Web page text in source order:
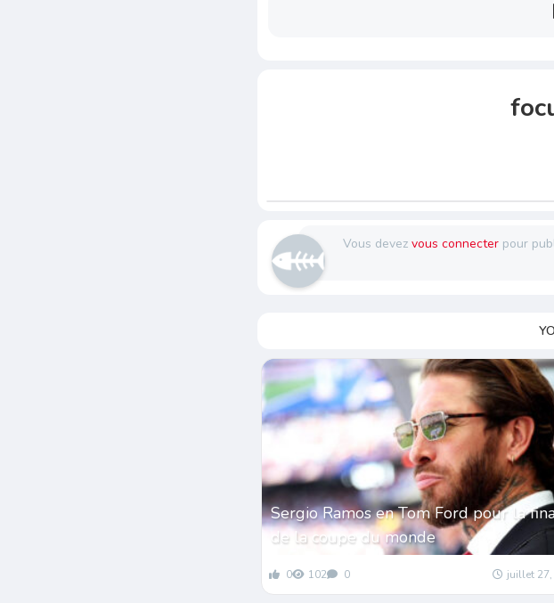
Vous devezvous connecter pour
Sergio Ramos en Tom Ford pour la
de la coupe du monde
0 102 0 juillet